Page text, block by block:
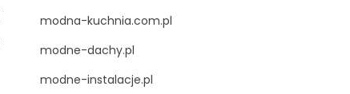
modna-kuchnia.com.pl
modne-dachy.pl
modne-instalacje.pl